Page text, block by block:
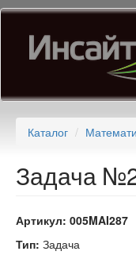
Перейти
основному
содержанию
Каталог
Задача
Артикул: 005MAI287
Тип: Задача